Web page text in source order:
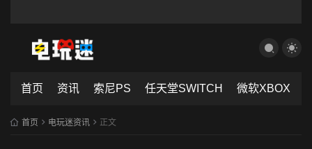
首页 资讯 索尼PS 任天堂SWITCH 微软XBOX
首页 电玩迷资讯 正文